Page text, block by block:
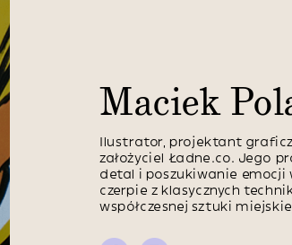
Maciek
Ilustrator, projektant
założyciel Ładne.co. Jego
detal i poszukiwanie emocji
czerpie z klasycznych
współczesnej sztuki